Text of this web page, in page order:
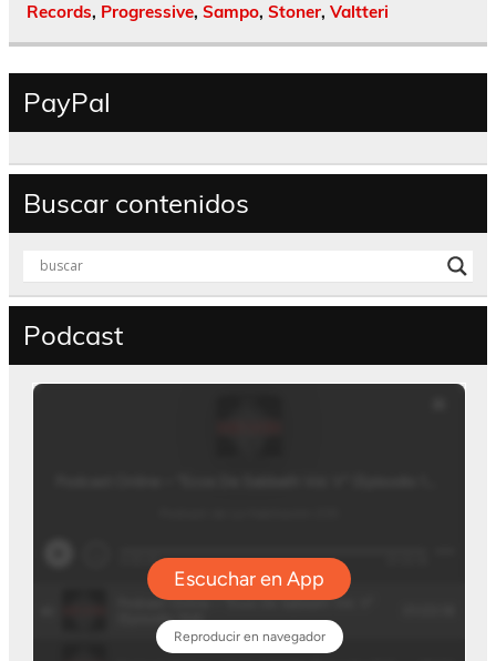
Records, Progressive, Sampo, Stoner, Valtteri
PayPal
Buscar contenidos
Podcast